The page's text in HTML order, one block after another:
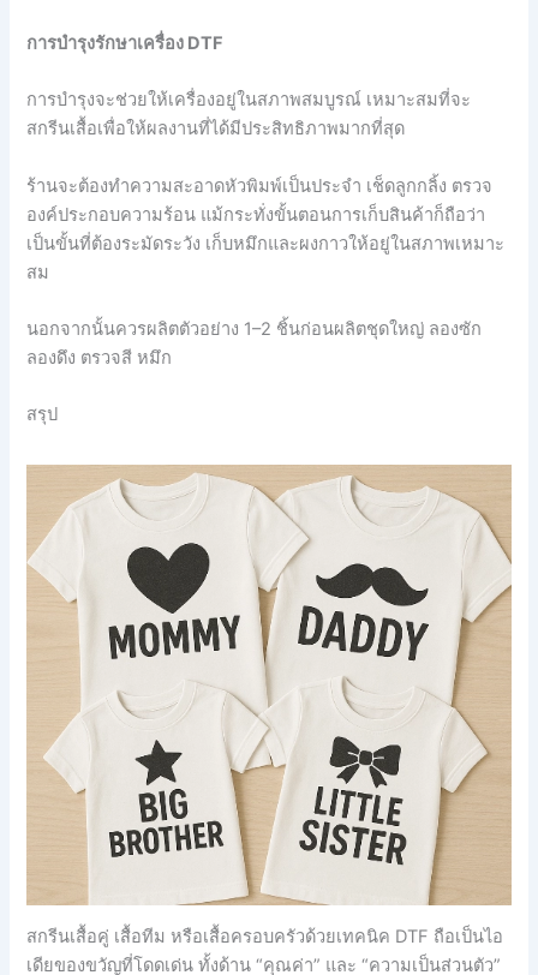
การบำรุงรักษาเครื่อง DTF
การบำรุงจะช่วยให้เครื่องอยู่ในสภาพสมบูรณ์ เหมาะสมที่จะ
สกรีนเสื้อเพื่อให้ผลงานที่ได้มีประสิทธิภาพมากที่สุด
ร้านจะต้องทำความสะอาดหัวพิมพ์เป็นประจำ เช็ดลูกกลิ้ง ตรวจ
องค์ประกอบความร้อน แม้กระทั่งขั้นตอนการเก็บสินค้าก็ถือว่า
เป็นขั้นที่ต้องระมัดระวัง เก็บหมึกและผงกาวให้อยู่ในสภาพเหมาะ
สม
นอกจากนั้นควรผลิตตัวอย่าง 1–2 ชิ้นก่อนผลิตชุดใหญ่ ลองซัก
ลองดึง ตรวจสี หมึก
สรุป
สกรีนเสื้อคู่ เสื้อทีม หรือเสื้อครอบครัวด้วยเทคนิค DTF ถือเป็นไอ
เดียของขวัญที่โดดเด่น ทั้งด้าน “คุณค่า” และ “ความเป็นส่วนตัว”